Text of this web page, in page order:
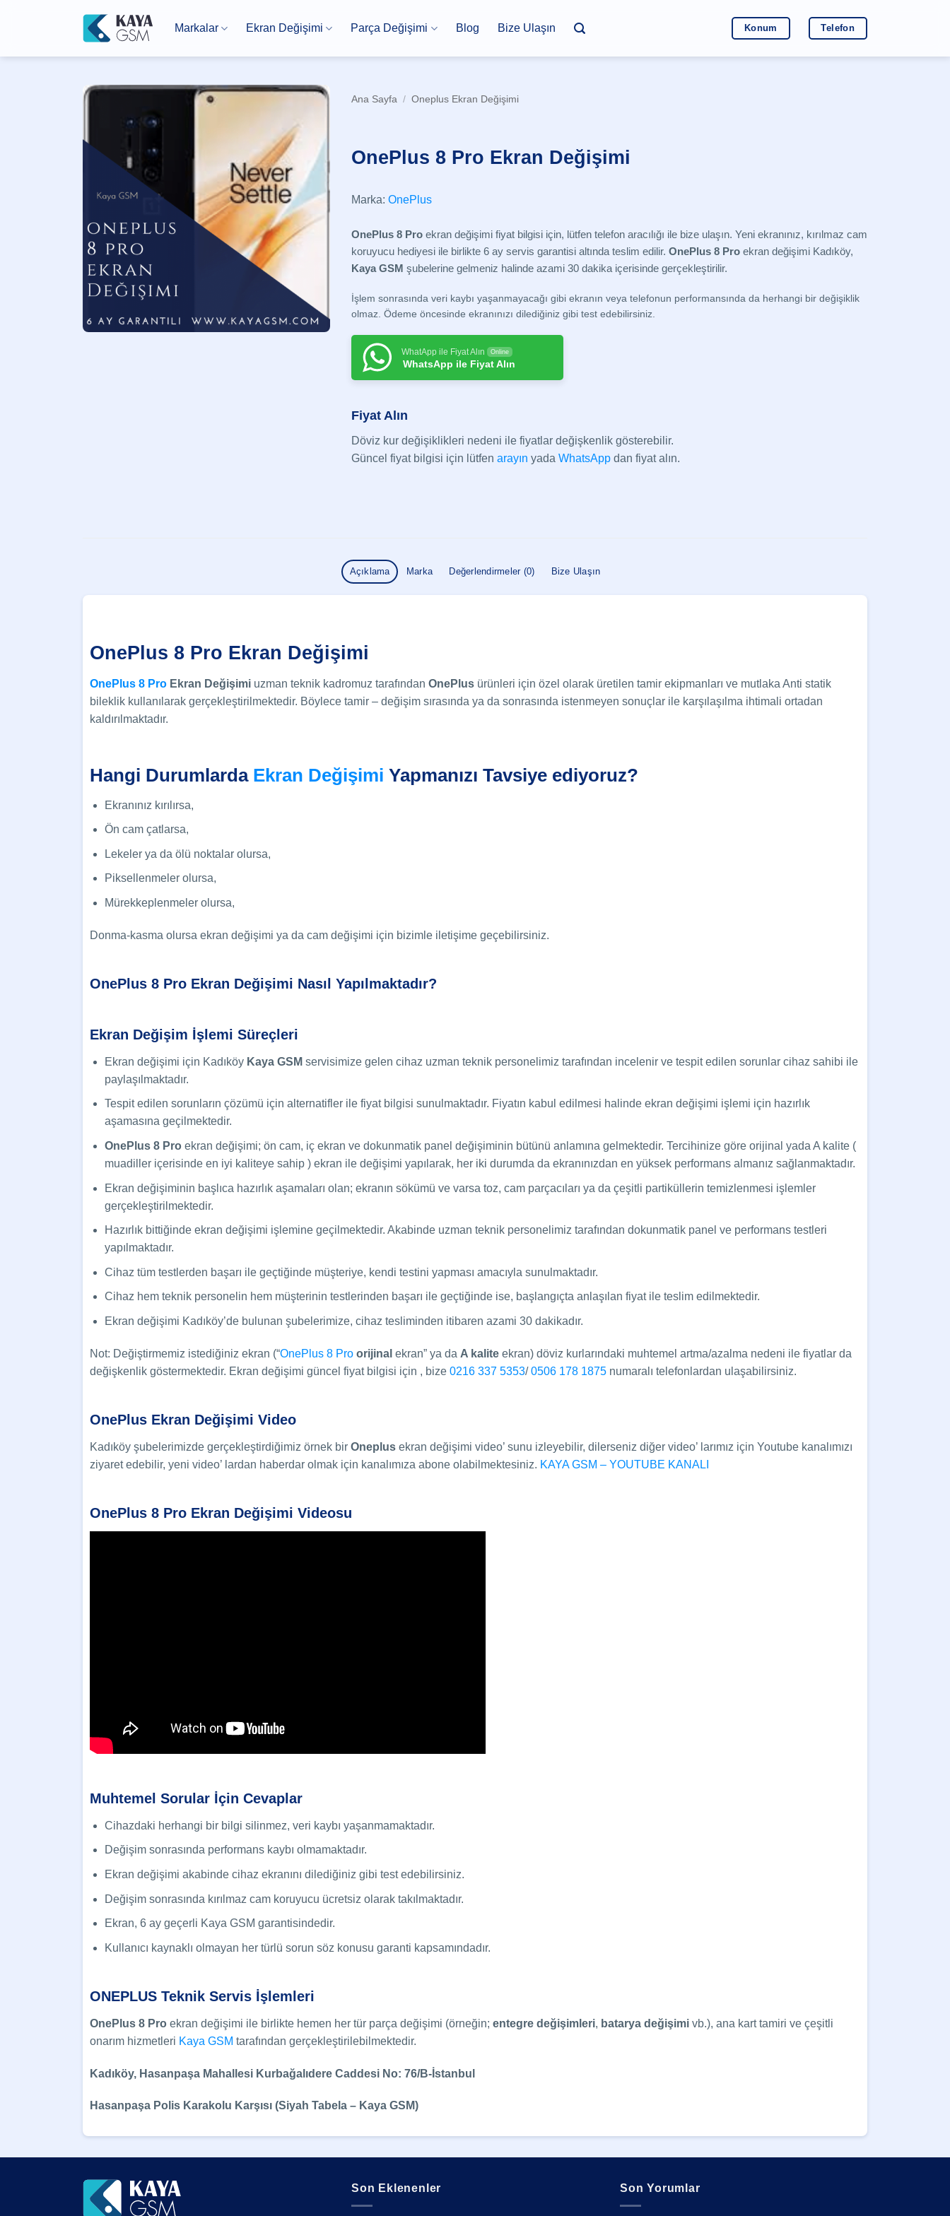
Markalar Ekran Değişimi Parça Değişimi Blog Bize Ulaşın Konum Telefon
Ana Sayfa / Oneplus Ekran Değişimi
OnePlus 8 Pro Ekran Değişimi
Marka: OnePlus
OnePlus 8 Pro ekran değişimi fiyat bilgisi için, lütfen telefon aracılığı ile bize ulaşın. Yeni ekranınız, kırılmaz cam
koruyucu hediyesi ile birlikte 6 ay servis garantisi altında teslim edilir. OnePlus 8 Pro ekran değişimi Kadıköy,
Kaya GSM şubelerine gelmeniz halinde azami 30 dakika içerisinde gerçekleştirilir.
İşlem sonrasında veri kaybı yaşanmayacağı gibi ekranın veya telefonun performansında da herhangi bir değişiklik
olmaz. Ödeme öncesinde ekranınızı dilediğiniz gibi test edebilirsiniz.
WhatApp ile Fiyat Alın Online
WhatsApp ile Fiyat Alın
Fiyat Alın
Döviz kur değişiklikleri nedeni ile fiyatlar değişkenlik gösterebilir.
Güncel fiyat bilgisi için lütfen arayın yada WhatsApp dan fiyat alın.
Açıklama Marka Değerlendirmeler (0) Bize Ulaşın
OnePlus 8 Pro Ekran Değişimi
OnePlus 8 Pro Ekran Değişimi uzman teknik kadromuz tarafından OnePlus ürünleri için özel olarak üretilen tamir ekipmanları ve mutlaka Anti statik
bileklik kullanılarak gerçekleştirilmektedir. Böylece tamir – değişim sırasında ya da sonrasında istenmeyen sonuçlar ile karşılaşılma ihtimali ortadan
kaldırılmaktadır.
Hangi Durumlarda Ekran Değişimi Yapmanızı Tavsiye ediyoruz?
Ekranınız kırılırsa,
Ön cam çatlarsa,
Lekeler ya da ölü noktalar olursa,
Piksellenmeler olursa,
Mürekkeplenmeler olursa,
Donma-kasma olursa ekran değişimi ya da cam değişimi için bizimle iletişime geçebilirsiniz.
OnePlus 8 Pro Ekran Değişimi Nasıl Yapılmaktadır?
Ekran Değişim İşlemi Süreçleri
Ekran değişimi için Kadıköy Kaya GSM servisimize gelen cihaz uzman teknik personelimiz tarafından incelenir ve tespit edilen sorunlar cihaz sahibi ile
paylaşılmaktadır.
Tespit edilen sorunların çözümü için alternatifler ile fiyat bilgisi sunulmaktadır. Fiyatın kabul edilmesi halinde ekran değişimi işlemi için hazırlık
aşamasına geçilmektedir.
OnePlus 8 Pro ekran değişimi; ön cam, iç ekran ve dokunmatik panel değişiminin bütünü anlamına gelmektedir. Tercihinize göre orijinal yada A kalite (
muadiller içerisinde en iyi kaliteye sahip ) ekran ile değişimi yapılarak, her iki durumda da ekranınızdan en yüksek performans almanız sağlanmaktadır.
Ekran değişiminin başlıca hazırlık aşamaları olan; ekranın sökümü ve varsa toz, cam parçacıları ya da çeşitli partiküllerin temizlenmesi işlemler
gerçekleştirilmektedir.
Hazırlık bittiğinde ekran değişimi işlemine geçilmektedir. Akabinde uzman teknik personelimiz tarafından dokunmatik panel ve performans testleri
yapılmaktadır.
Cihaz tüm testlerden başarı ile geçtiğinde müşteriye, kendi testini yapması amacıyla sunulmaktadır.
Cihaz hem teknik personelin hem müşterinin testlerinden başarı ile geçtiğinde ise, başlangıçta anlaşılan fiyat ile teslim edilmektedir.
Ekran değişimi Kadıköy’de bulunan şubelerimize, cihaz tesliminden itibaren azami 30 dakikadır.
Not: Değiştirmemiz istediğiniz ekran (“OnePlus 8 Pro orijinal ekran” ya da A kalite ekran) döviz kurlarındaki muhtemel artma/azalma nedeni ile fiyatlar da
değişkenlik göstermektedir. Ekran değişimi güncel fiyat bilgisi için , bize 0216 337 5353/0506 178 1875 numaralı telefonlardan ulaşabilirsiniz.
OnePlus Ekran Değişimi Video
Kadıköy şubelerimizde gerçekleştirdiğimiz örnek bir Oneplus ekran değişimi video’ sunu izleyebilir, dilerseniz diğer video’ larımız için Youtube kanalımızı
ziyaret edebilir, yeni video’ lardan haberdar olmak için kanalımıza abone olabilmektesiniz. KAYA GSM – YOUTUBE KANALI
OnePlus 8 Pro Ekran Değişimi Videosu
Muhtemel Sorular İçin Cevaplar
Cihazdaki herhangi bir bilgi silinmez, veri kaybı yaşanmamaktadır.
Değişim sonrasında performans kaybı olmamaktadır.
Ekran değişimi akabinde cihaz ekranını dilediğiniz gibi test edebilirsiniz.
Değişim sonrasında kırılmaz cam koruyucu ücretsiz olarak takılmaktadır.
Ekran, 6 ay geçerli Kaya GSM garantisindedir.
Kullanıcı kaynaklı olmayan her türlü sorun söz konusu garanti kapsamındadır.
ONEPLUS Teknik Servis İşlemleri
OnePlus 8 Pro ekran değişimi ile birlikte hemen her tür parça değişimi (örneğin; entegre değişimleri, batarya değişimi vb.), ana kart tamiri ve çeşitli
onarım hizmetleri Kaya GSM tarafından gerçekleştirilebilmektedir.
Kadıköy, Hasanpaşa Mahallesi Kurbağalıdere Caddesi No: 76/B-İstanbul
Hasanpaşa Polis Karakolu Karşısı (Siyah Tabela – Kaya GSM)
Son Eklenenler Son Yorumlar